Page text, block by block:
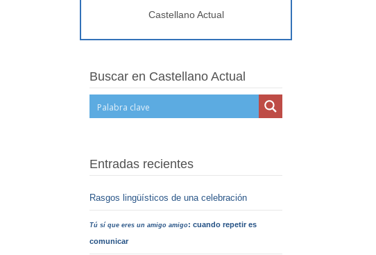
Castellano Actual
Buscar en Castellano Actual
Entradas recientes
Rasgos lingüísticos de una celebración
Tú sí que eres un amigo amigo: cuando repetir es
comunicar